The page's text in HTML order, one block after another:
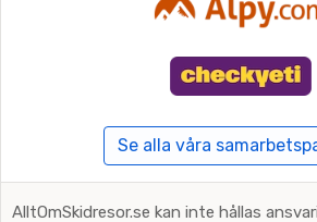
Se alla våra
AlltOmSkidresor.se kan inte hållas